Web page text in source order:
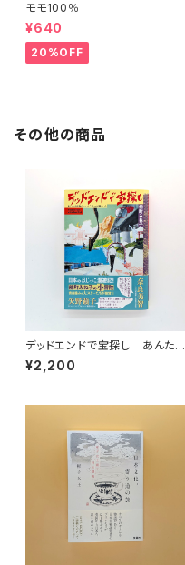
モモ100％
¥640
20%OFF
その他の商品
デッドエンドで宝探し あんたは
青森のいいとこばっかり見てい
る
¥2,200